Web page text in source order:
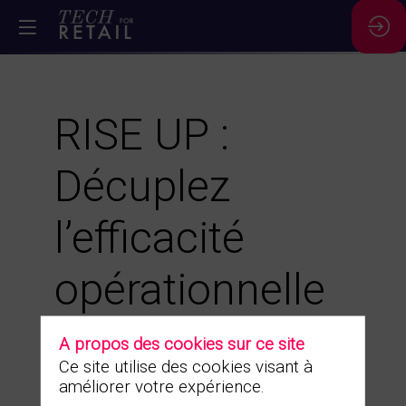
RISE UP :
Décuplez
l’efficacité
opérationnelle
et délivrez une
expérience
A propos des cookies sur ce site
Ce site utilise des cookies visant à
améliorer votre expérience.